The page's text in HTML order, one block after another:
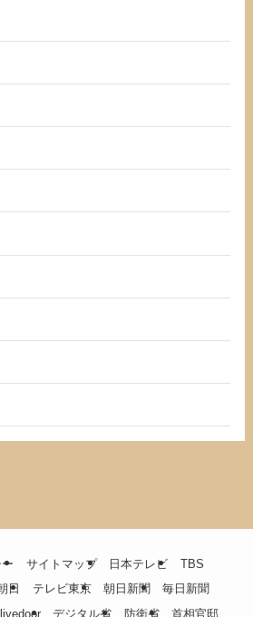
サイトマップ 日本テレビ
TBS
日 テレビ東京 朝日新聞
毎日新聞
livedoor デジタル省 防衛省 首相官邸